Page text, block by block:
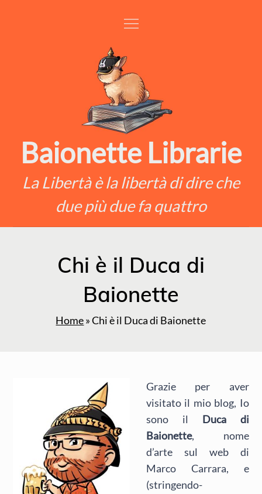
Baionette Librarie
La Libertà è la libertà di dire che
due più due fa quattro
Chi è il Duca di
Baionette
Home»Chi è il Duca di Baionette
Grazie per aver
visitato il mio blog, Io
sono il Duca di
Baionette, nome
d’arte sul web di
Marco Carrara, e
(stringendo-